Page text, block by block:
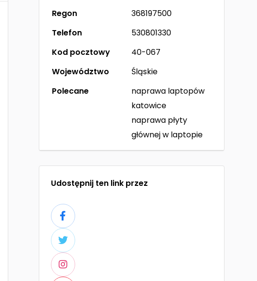
Regon
368197500
Telefon
530801330
Kod pocztowy
40-067
Województwo
Śląskie
Polecane
naprawa laptopów
katowice
naprawa płyty
głównej w laptopie
Udostępnij ten link przez